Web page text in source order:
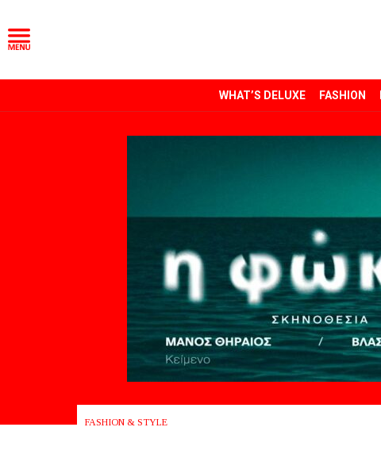
WHAT’S DELUXE FASHION
FASHION & STYLE